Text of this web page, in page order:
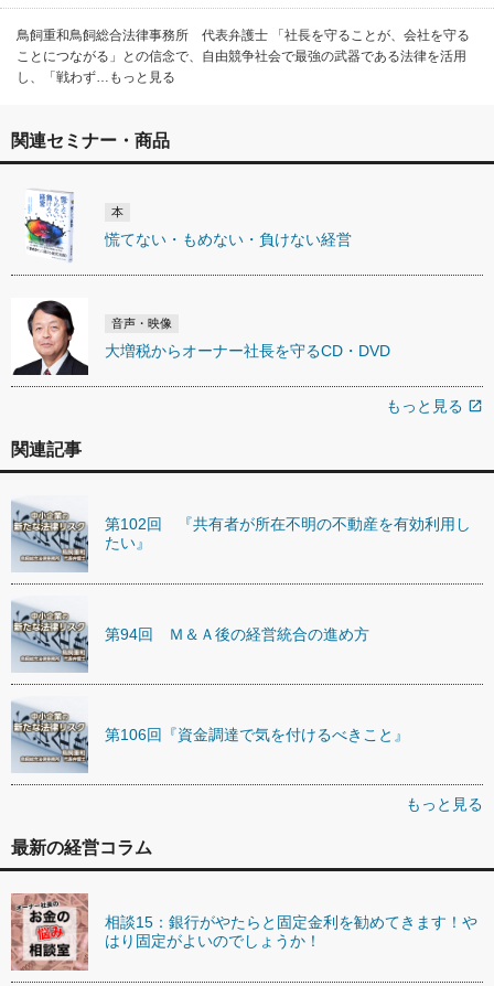
鳥飼重和鳥飼総合法律事務所 代表弁護士 「社長を守ることが、会社を守る
ことにつながる」との信念で、自由競争社会で最強の武器である法律を活用
し、「戦わず…もっと見る
関連セミナー・商品
本
慌てない・もめない・負けない経営
音声・映像
大増税からオーナー社長を守るCD・DVD
もっと見る open_in_new
関連記事
第102回 『共有者が所在不明の不動産を有効利用し
たい』
第94回 Ｍ＆Ａ後の経営統合の進め方
第106回『資金調達で気を付けるべきこと』
もっと見る
最新の経営コラム
相談15：銀行がやたらと固定金利を勧めてきます！や
はり固定がよいのでしょうか！